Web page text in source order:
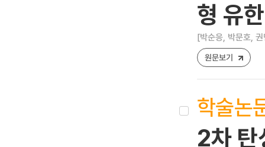
형 유
[박순응, 박문호,
원문보기
학술논
2차 탄